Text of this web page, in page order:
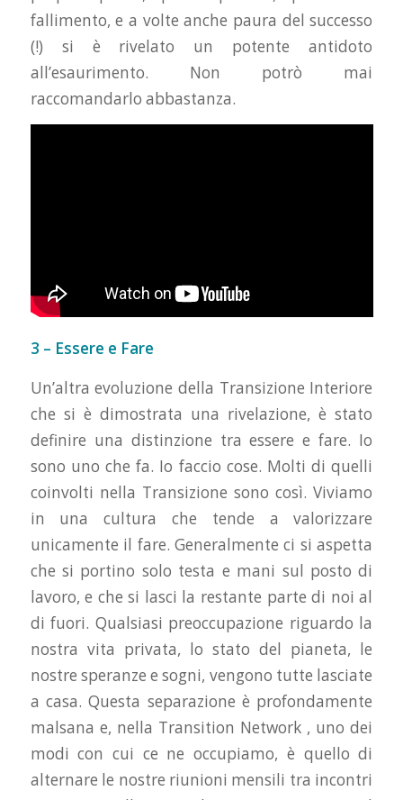
fallimento, e a volte anche paura del successo
(!) si è rivelato un potente antidoto
all’esaurimento. Non potrò mai
raccomandarlo abbastanza.
3 – Essere e Fare
Un’altra evoluzione della Transizione Interiore
che si è dimostrata una rivelazione, è stato
definire una distinzione tra essere e fare. Io
sono uno che fa. Io faccio cose. Molti di quelli
coinvolti nella Transizione sono così. Viviamo
in una cultura che tende a valorizzare
unicamente il fare. Generalmente ci si aspetta
che si portino solo testa e mani sul posto di
lavoro, e che si lasci la restante parte di noi al
di fuori. Qualsiasi preoccupazione riguardo la
nostra vita privata, lo stato del pianeta, le
nostre speranze e sogni, vengono tutte lasciate
a casa. Questa separazione è profondamente
malsana e, nella Transition Network , uno dei
modi con cui ce ne occupiamo, è quello di
alternare le nostre riunioni mensili tra incontri